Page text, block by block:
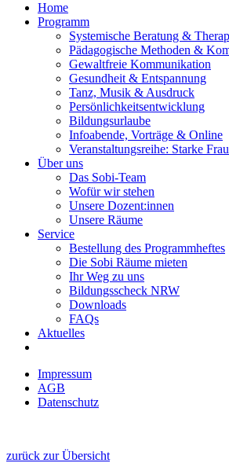
Home
Programm
Systemische Beratung &
Pädagogische Methoden &
Gewaltfreie Kommunikation
Gesundheit & Entspannung
Tanz, Musik & Ausdruck
Persönlichkeitsentwicklung
Bildungsurlaube
Infoabende, Vorträge & Online
Veranstaltungsreihe: Starke
Über uns
Das Sobi-Team
Wofür wir stehen
Unsere Dozent:innen
Unsere Räume
Service
Bestellung des Programmheftes
Die Sobi Räume mieten
Ihr Weg zu uns
Bildungsscheck NRW
Downloads
FAQs
Aktuelles
Impressum
AGB
Datenschutz
zurück zur Übersicht